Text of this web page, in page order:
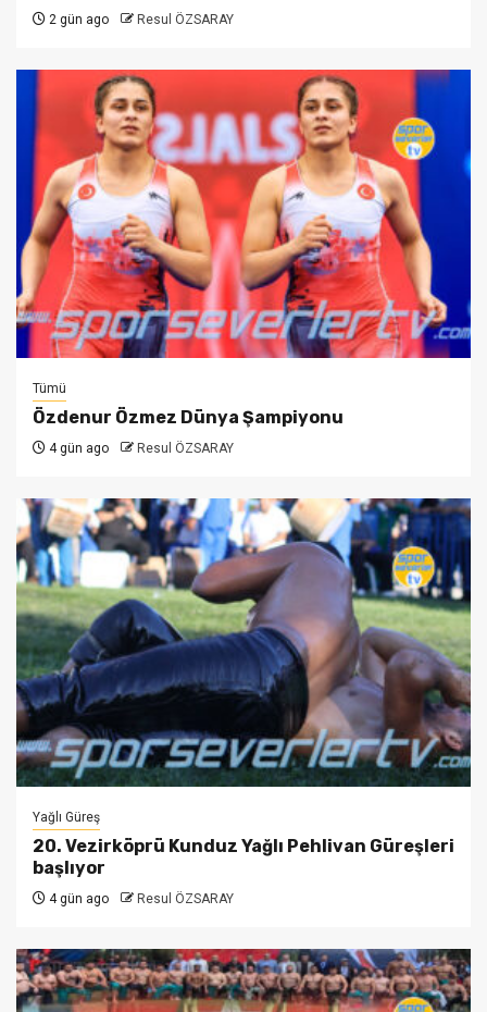
2 gün ago Resul ÖZSARAY
Tümü
Özdenur Özmez Dünya Şampiyonu
4 gün ago Resul ÖZSARAY
Yağlı Güreş
20. Vezirköprü Kunduz Yağlı Pehlivan Güreşleri
başlıyor
4 gün ago Resul ÖZSARAY